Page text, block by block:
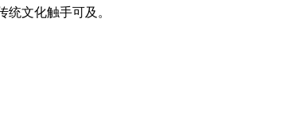
文化触手可及。